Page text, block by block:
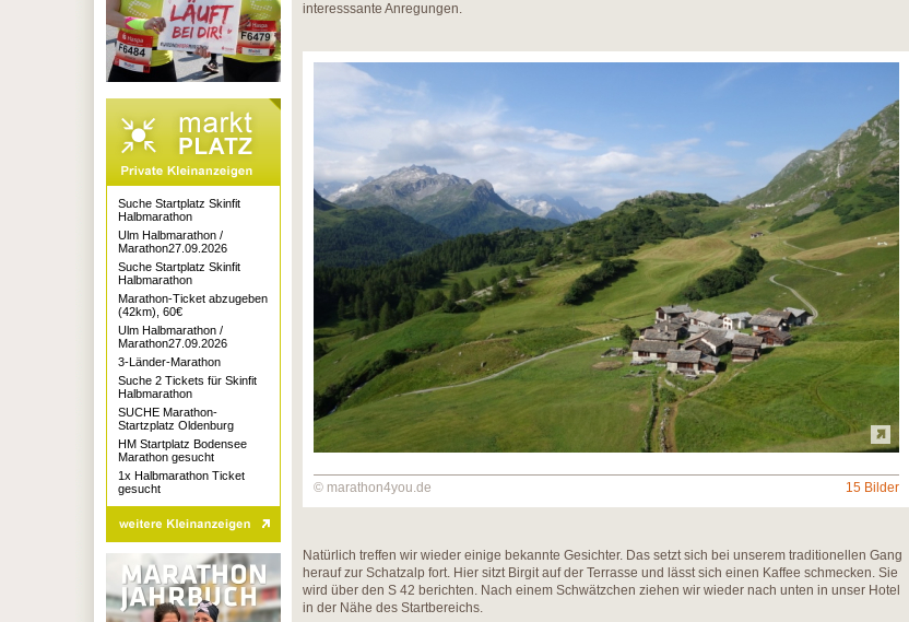
interesssante Anregungen.
© marathon4you.de 15 Bilder
Natürlich treffen wir wieder einige bekannte Gesichter. Das setzt sich bei unserem traditionellen Gang
herauf zur Schatzalp fort. Hier sitzt Birgit auf der Terrasse und lässt sich einen Kaffee schmecken. Sie
wird über den S 42 berichten. Nach einem Schwätzchen ziehen wir wieder nach unten in unser Hotel
in der Nähe des Startbereichs.
Suche Startplatz Skinfit
Halbmarathon
Ulm Halbmarathon /
Marathon27.09.2026
Suche Startplatz Skinfit
Halbmarathon
Marathon-Ticket abzugeben
(42km), 60€
Ulm Halbmarathon /
Marathon27.09.2026
3-Länder-Marathon
Suche 2 Tickets für Skinfit
Halbmarathon
SUCHE Marathon-
Startzplatz Oldenburg
HM Startplatz Bodensee
Marathon gesucht
1x Halbmarathon Ticket
gesucht